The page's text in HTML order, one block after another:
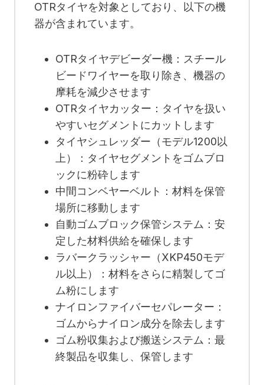
OTRタイヤを対象としており、以下の機
器が含まれています。
OTRタイヤデビーダー機：スチール
ビードワイヤーを取り除き、機器の
摩耗を減少させます
OTRタイヤカッター：タイヤを扱い
やすいセグメントにカットします
タイヤシュレッダー（モデル1200以
上）：タイヤセグメントをゴムブロ
ックに粉砕します
中間コンベヤーベルト：材料を保管
場所に移動します
自動ゴムブロック保管システム：安
定した材料供給を確保します
ラバークラッシャー（XKP450モデ
ル以上）：材料をさらに精製してゴ
ム粉にします
ナイロンファイバーセパレーター：
ゴムからナイロン成分を除去します
ゴム粉収集および搬送システム：最
終製品を収集し、保管します